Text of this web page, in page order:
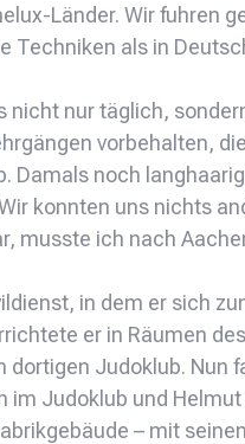
Länder. Wir fuhren
Techniken als in
nicht nur täglich,
vorbehalten,
Damals noch
konnten uns nichts
musste ich nach
in dem er sich
er in Räumen
dortigen Judoklub. Nun
im Judoklub und
– mit